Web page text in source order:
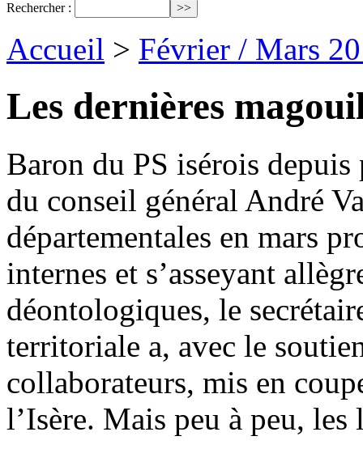
Rechercher :
Accueil > Février / Mars
Les dernières
Baron du PS isérois depuis
du conseil général André
départementales en mars
internes et s’asseyant
déontologiques, le
territoriale a, avec le
collaborateurs, mis en
l’Isère. Mais peu à peu, les